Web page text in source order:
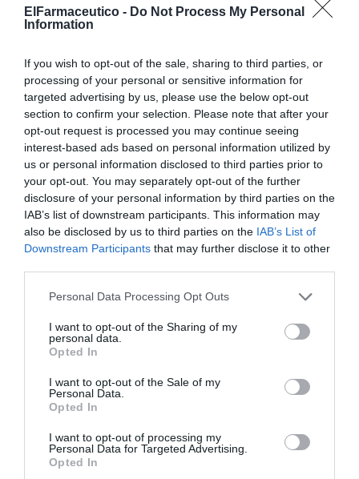
ElFarmaceutico - Do Not Process My Personal
Information
If you wish to opt-out of the sale, sharing to third parties, or
processing of your personal or sensitive information for
targeted advertising by us, please use the below opt-out
section to confirm your selection. Please note that after your
opt-out request is processed you may continue seeing
interest-based ads based on personal information utilized by
us or personal information disclosed to third parties prior to
your opt-out. You may separately opt-out of the further
disclosure of your personal information by third parties on the
IAB’s list of downstream participants. This information may
also be disclosed by us to third parties on the IAB’s List of
Downstream Participants that may further disclose it to other
Personal Data Processing Opt Outs
I want to opt-out of the Sharing of my
personal data.
Opted In
I want to opt-out of the Sale of my
Personal Data.
Opted In
I want to opt-out of processing my
Personal Data for Targeted Advertising.
Opted In
Regístrate gratis para
seguir leyendo El
Farmacéutico
REGÍSTRATE INICIAR SESIÓN
Tags
inteligencia artificial
trazabilidad